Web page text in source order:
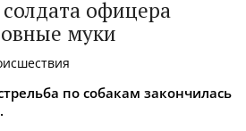
офицера
муки
по собакам закончилась